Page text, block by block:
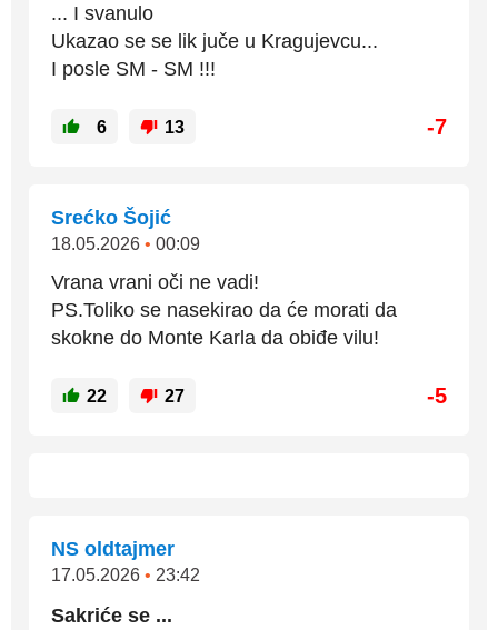
... I svanulo
Ukazao se se lik juče u Kragujevcu...
I posle SM - SM !!!
6 13 -7
Srećko Šojić
18.05.2026 • 00:09
Vrana vrani oči ne vadi!
PS.Toliko se nasekirao da će morati da
skokne do Monte Karla da obiđe vilu!
22 27 -5
NS oldtajmer
17.05.2026 • 23:42
Sakriće se ...